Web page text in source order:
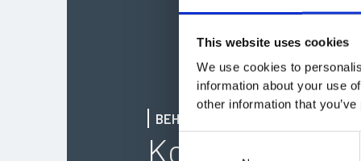
This website uses cookies
We use cookies to
information about your use
other information that
BEHÖVER DU HJÄLP?
Kontakta oss så